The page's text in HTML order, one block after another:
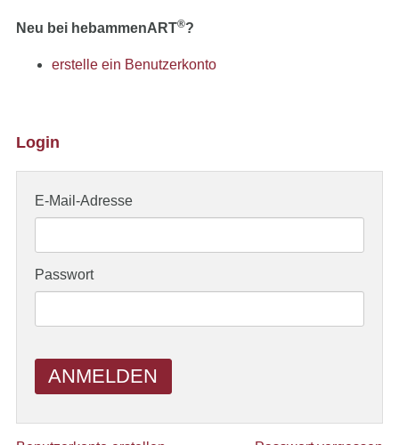
Neu bei hebammenART®?
erstelle ein Benutzerkonto
Login
E-Mail-Adresse
Passwort
ANMELDEN